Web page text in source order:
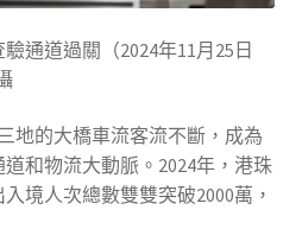
通道過關（2024年11月25日
地的大橋車流客流不斷，成為
和物流大動脈。2024年，港珠
境人次總數雙雙突破2000萬，